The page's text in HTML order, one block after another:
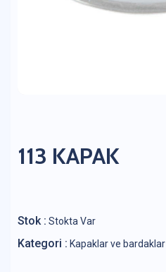
113 KAPAK
Stok : Stokta Var
Kategori : Kapaklar ve bardaklar